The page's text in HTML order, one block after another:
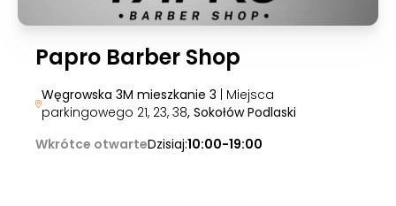
Papro Barber Shop
Węgrowska 3M mieszkanie 3 | Miejsca
parkingowego 21, 23, 38, Sokołów Podlaski
Wkrótce otwarteDzisiaj:10:00-19:00